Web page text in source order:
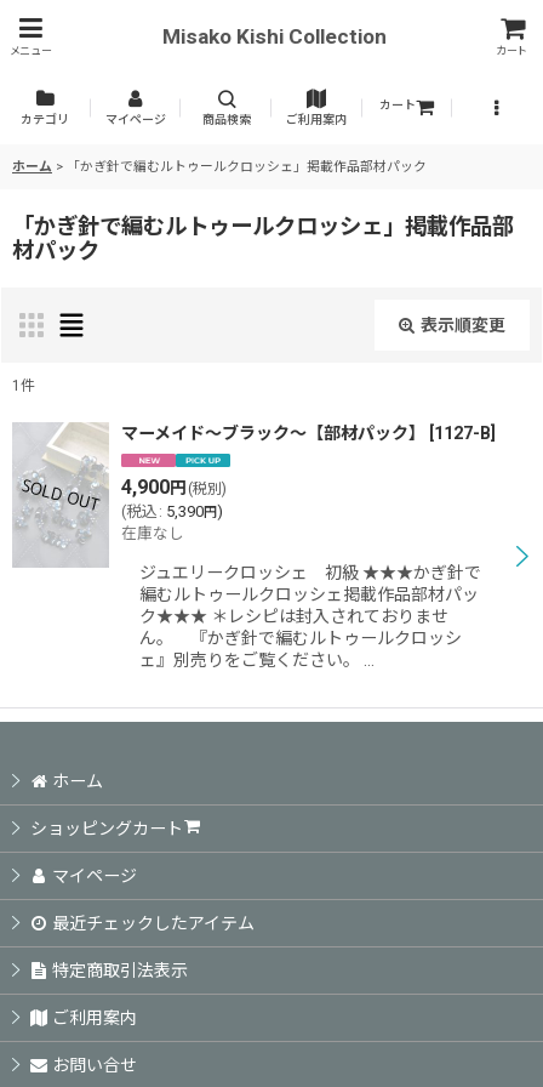
メニュー
Misako Kishi Collection
カート
カテゴリ マイページ 商品検索 ご利用案内
カート
ホーム > 「かぎ針で編むルトゥールクロッシェ」掲載作品部材パック
「かぎ針で編むルトゥールクロッシェ」掲載作品部
材パック
表示順変更
表示数:
並び順:
絞り込む
1 件
マーメイド〜ブラック〜【部材パック】 1127-B
4,900円 (税別)
(税込 : 5,390円)
在庫なし
ジュエリークロッシェ 初級 ★★★かぎ針で
編むルトゥールクロッシェ掲載作品部材パッ
ク★★★ ＊レシピは封入されておりませ
ん。 『かぎ針で編むルトゥールクロッシ
ェ』別売りをご覧ください。 …
ホーム
ショッピングカート
マイページ
最近チェックしたアイテム
特定商取引法表示
ご利用案内
お問い合せ